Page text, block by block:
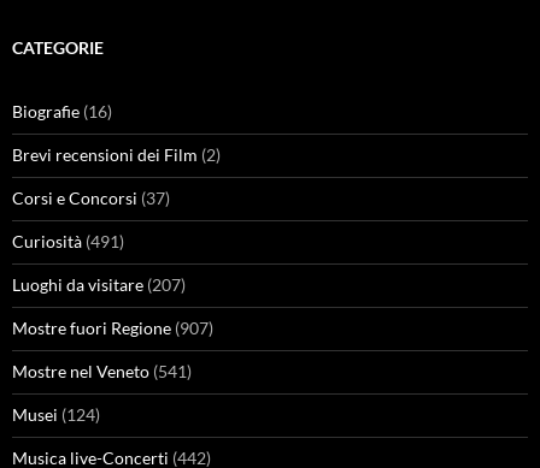
CATEGORIE
Biografie (16)
Brevi recensioni dei Film (2)
Corsi e Concorsi (37)
Curiosità (491)
Luoghi da visitare (207)
Mostre fuori Regione (907)
Mostre nel Veneto (541)
Musei (124)
Musica live-Concerti (442)